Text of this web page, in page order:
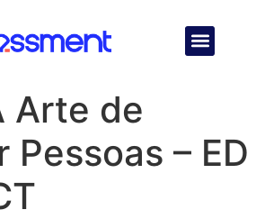
Arte de
Pessoas – ED